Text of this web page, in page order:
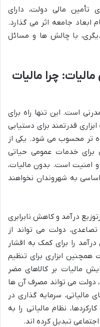
تأمین مالی دولت، دارای
ابعاد جامعه اثر می گذارد.
با چالش ها و مسائل
چرا مالیات
است. این تنها راه برای
قدرتمند برای دستیابی
تر محسوب می شود. یکی از
برای خدمات عمومی حیاتی
امنیت است. بدون مالیات،
به شهروندان نخواهند
درآمد و کاهش نابرابری
دولت می تواند از
را برای کمک به اقشار
همچنین ابزاری برای تنظیم
مالیات بر کالاهای مضر
دولت می تواند مصرف آن ها
مالیاتی، سرمایه گذاری در
نظام مالیاتی را به
تبدیل کرده اند.